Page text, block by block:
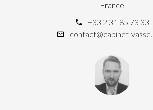
France
+33 2 31 85 73 33
contact@cabinet-